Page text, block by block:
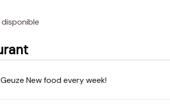
disponible
New food every week!